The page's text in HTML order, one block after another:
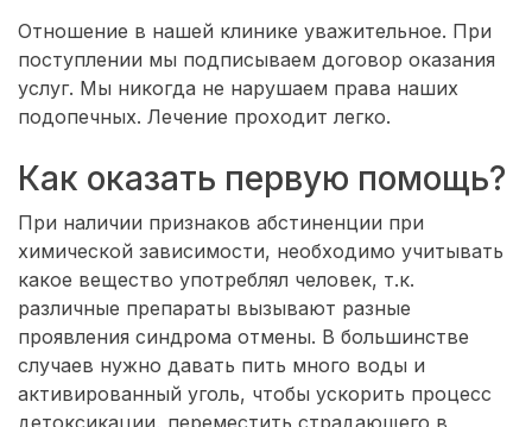
Отношение в нашей клинике уважительное. При
поступлении мы подписываем договор оказания
услуг. Мы никогда не нарушаем права наших
подопечных. Лечение проходит легко.
Как оказать первую помощь?
При наличии признаков абстиненции при
химической зависимости, необходимо учитывать
какое вещество употреблял человек, т.к.
различные препараты вызывают разные
проявления синдрома отмены. В большинстве
случаев нужно давать пить много воды и
активированный уголь, чтобы ускорить процесс
детоксикации, переместить страдающего в